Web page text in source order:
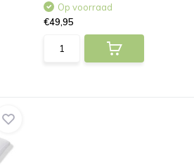
Op voorraad
€49,95